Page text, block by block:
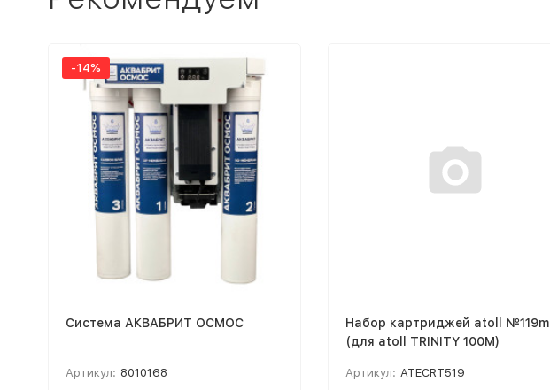
-14%
Система АКВАБРИТ ОСМОС
Артикул: 8010168
Набор картриджей atoll №119m
(для atoll TRINITY 100M)
Артикул: ATECRT519